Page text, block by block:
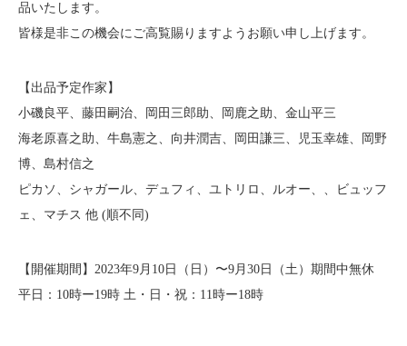
品いたします。
皆様是非この機会にご高覧賜りますようお願い申し上げます。
【出品予定作家】
小磯良平、藤田嗣治、岡田三郎助、岡鹿之助、金山平三
海老原喜之助、牛島憲之、向井潤吉、岡田謙三、児玉幸雄、岡野
博、島村信之
ピカソ、シャガール、デュフィ、ユトリロ、ルオー、、ビュッフ
ェ、マチス 他 (順不同)
【開催期間】2023年9月10日（日）〜9月30日（土）期間中無休
平日：10時ー19時 土・日・祝：11時ー18時